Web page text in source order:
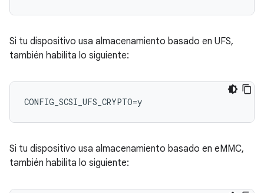
Si tu dispositivo usa almacenamiento basado en UFS,
también habilita lo siguiente:
Si tu dispositivo usa almacenamiento basado en eMMC,
también habilita lo siguiente: